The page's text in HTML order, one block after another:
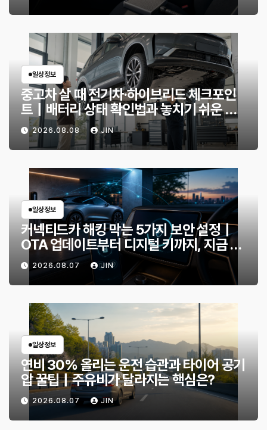
일상정보
중고차 살 때 전기차·하이브리드 체크포인
트｜배터리 상태 확인법과 놓치기 쉬운 위
험 신호
2026.08.08 JIN
일상정보
커넥티드카 해킹 막는 5가지 보안 설정｜
OTA 업데이트부터 디지털 키까지, 지금 확
인할 것은?
2026.08.07 JIN
일상정보
연비 30% 올리는 운전 습관과 타이어 공기
압 꿀팁｜주유비가 달라지는 핵심은?
2026.08.07 JIN